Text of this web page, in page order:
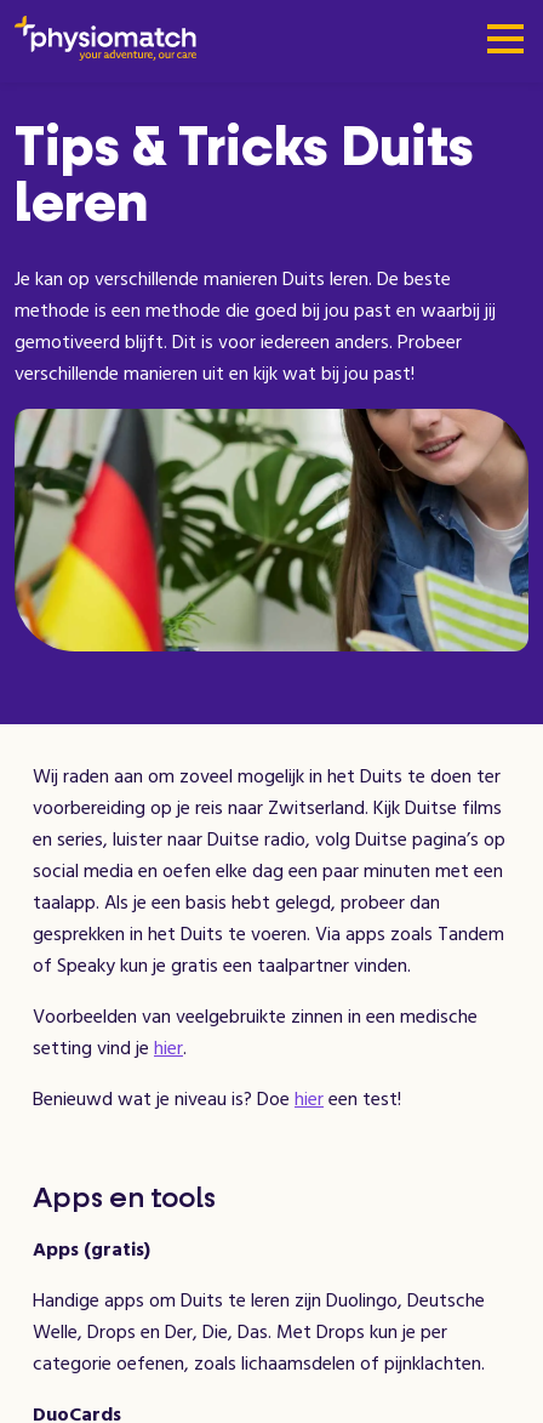
Tips & Tricks Duits
leren
Je kan op verschillende manieren Duits leren. De beste
methode is een methode die goed bij jou past en waarbij jij
gemotiveerd blijft. Dit is voor iedereen anders. Probeer
verschillende manieren uit en kijk wat bij jou past!
Wij raden aan om zoveel mogelijk in het Duits te doen ter
voorbereiding op je reis naar Zwitserland. Kijk Duitse films
en series, luister naar Duitse radio, volg Duitse pagina’s op
social media en oefen elke dag een paar minuten met een
taalapp. Als je een basis hebt gelegd, probeer dan
gesprekken in het Duits te voeren. Via apps zoals Tandem
of Speaky kun je gratis een taalpartner vinden.
Voorbeelden van veelgebruikte zinnen in een medische
setting vind je hier.
Benieuwd wat je niveau is? Doe hiereen test!
Apps en tools
Apps (gratis)
Handige apps om Duits te leren zijn Duolingo, Deutsche
Welle, Drops en Der, Die, Das. Met Drops kun je per
categorie oefenen, zoals lichaamsdelen of pijnklachten.
DuoCards